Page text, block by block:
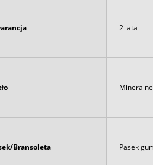
2 lata
Mineralne
Bransoleta Pasek